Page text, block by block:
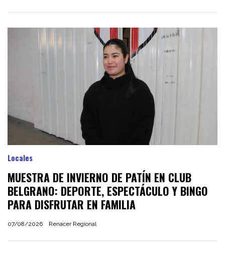
MUESTRA DE INVIERNO DE PATÍN EN CLUB
BELGRANO: DEPORTE, ESPECTÁCULO Y BINGO
PARA DISFRUTAR EN FAMILIA
Renacer Regional
Locales
07/08/2026